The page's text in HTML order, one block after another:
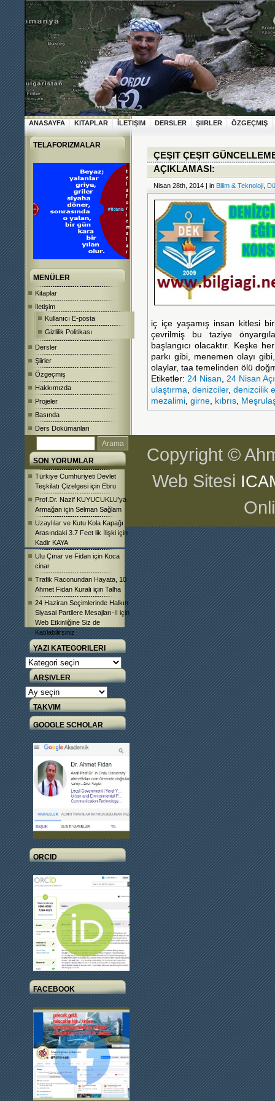
ANASAYFA KITAPLAR İLETIŞIM DERSLER ŞIIRLER ÖZGEÇMIŞ
TELAFORIZMALAR
MENÜLER
Kitaplar
İletişim
Kullanıcı E-posta
Gizlilik Politikası
Dersler
Şiirler
Özgeçmiş
Hakkımızda
Projeler
Basında
Ders Dokümanları
SON YORUMLAR
Türkiye Cumhuriyeti Devlet
Teşkilatı Çizelgesi için Ebru
Prof.Dr. Nazif KUYUCUKLU’ya
Armağan için Selman Sağlam
Uzaylılar ve Kutu Kola Kapağı
Arasındaki 3.7 Feet lik İlişki için
Kadir KAYA
Ulu Çınar ve Fidan için Koca
cinar
Trafik Raconundan Hayata, 10
Ahmet Fidan Kuralı için Talha
24 Haziran Seçimlerinde Halkın
Siyasal Partilere Mesajları-II için
Web Etkinliğine Siz de
Katılabilirsiniz
YAZI KATEGORILERI
Yazı
Kategorileri
ARŞIVLER
Arşivler
TAKVIM
GOOGLE SCHOLAR
ORCID
FACEBOOK
ÇEŞIT ÇEŞIT
AÇIKLAMASI:
Nisan 28th, 2014 | in Bilim & Teknoloji
iç içe yaşamış insan kitlesi
çevrilmiş bu taziye
başlangıcı olacaktır. Keşke
parkı gibi, menemen olayı
olaylar, taa temelinden ölü
Etiketler: 24 Nisan, 24 Nisan
ulaştırma, denizciler, denizcilik
mezalimi, girne, kıbrıs,
Copyright ©
Web Sitesi